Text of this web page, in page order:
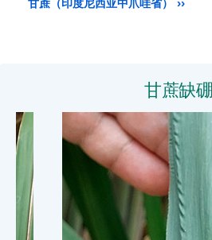
甘蔗（印度尼西亚中爪哇省）
甘蔗缺硼